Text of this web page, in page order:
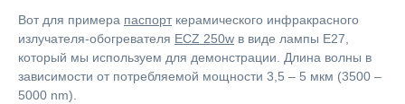
Вот для примера паспорткерамического инфракрасного
излучателя-обогревателя ECZ 250w в виде лампы Е27,
который мы используем для демонстрации. Длина волны в
зависимости от потребляемой мощности 3,5 – 5 мкм (3500 –
5000 nm).